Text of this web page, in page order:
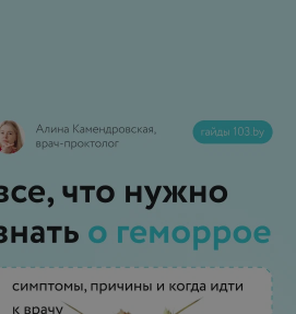
риск дефицита и текущий
статус
95,24 руб.